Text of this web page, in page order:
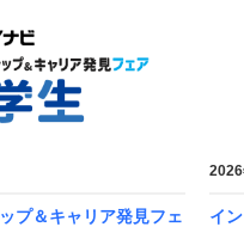
プ＆キャリア発見フェ
イ